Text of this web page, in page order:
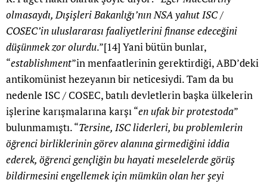
olmasaydı, Dışişleri Bakanlığı’nın NSA yahut ISC /
COSEC’in uluslararası faaliyetlerini finanse edeceğini
düşünmek zor olurdu.”[14] Yani bütün bunlar,
“establishment”in menfaatlerinin gerektirdiği, ABD’deki
antikomünist hezeyanın bir neticesiydi. Tam da bu
nedenle ISC / COSEC, batılı devletlerin başka ülkelerin
işlerine karışmalarına karşı “en ufak bir protestoda”
bulunmamıştı. “Tersine, ISC liderleri, bu problemlerin
öğrenci birliklerinin görev alanına girmediğini iddia
ederek, öğrenci gençliğin bu hayati meselelerde görüş
bildirmesini engellemek için mümkün olan her şeyi